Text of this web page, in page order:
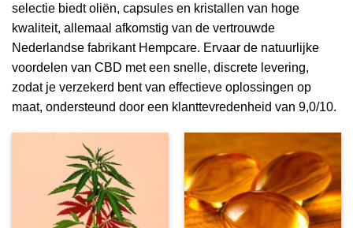
selectie biedt oliën, capsules en kristallen van hoge
kwaliteit, allemaal afkomstig van de vertrouwde
Nederlandse fabrikant Hempcare. Ervaar de natuurlijke
voordelen van CBD met een snelle, discrete levering,
zodat je verzekerd bent van effectieve oplossingen op
maat, ondersteund door een klanttevredenheid van 9,0/10.